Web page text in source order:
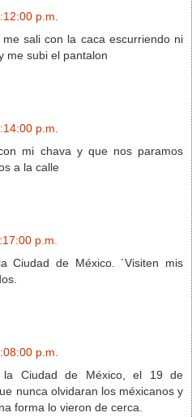
p.m.
sali con la caca escurriendo ni
me subi el pantalon
p.m.
mi chava y que nos paramos
a la calle
p.m.
Ciudad de México. ´Visiten mis
p.m.
Ciudad de México, el 19 de
nunca olvidaran los méxicanos y
forma lo vieron de cerca.